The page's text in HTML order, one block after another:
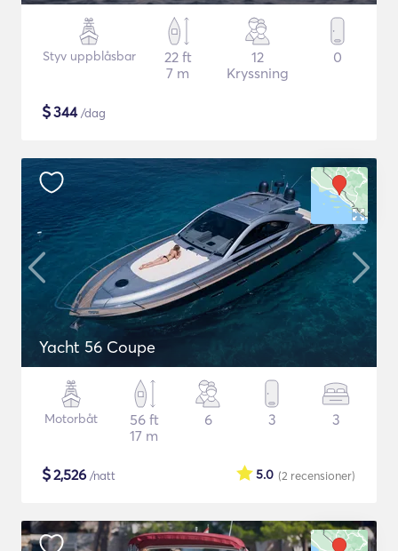
Styv uppblåsbar
22 ft
7 m
12
Kryssning
0
$344/dag
Yacht 56 Coupe
Motorbåt
56 ft
17 m
6 3 3
$2,526 /natt (2 recensioner)
5.0